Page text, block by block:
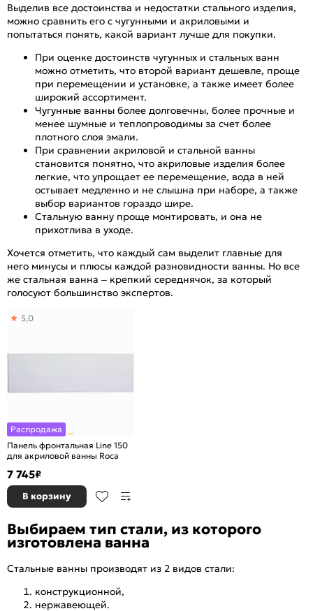
Выделив все достоинства и недостатки стального изделия,
можно сравнить его с чугунными и акриловыми и
попытаться понять, какой вариант лучше для покупки.
При оценке достоинств чугунных и стальных ванн
можно отметить, что второй вариант дешевле, проще
при перемещении и установке, а также имеет более
широкий ассортимент.
Чугунные ванны более долговечны, более прочные и
менее шумные и теплопроводимы за счет более
плотного слоя эмали.
При сравнении акриловой и стальной ванны
становится понятно, что акриловые изделия более
легкие, что упрощает ее перемещение, вода в ней
остывает медленно и не слышна при наборе, а также
выбор вариантов гораздо шире.
Стальную ванну проще монтировать, и она не
прихотлива в уходе.
Хочется отметить, что каждый сам выделит главные для
него минусы и плюсы каждой разновидности ванны. Но все
же стальная ванна – крепкий середнячок, за который
голосуют большинство экспертов.
Распродажа
Панель фронтальная Line 150
для акриловой ванны Roca
5,0
7 745₽
В корзину
Выбираем тип стали, из которого
изготовлена ванна
Стальные ванны производят из 2 видов стали:
конструкционной,
нержавеющей.